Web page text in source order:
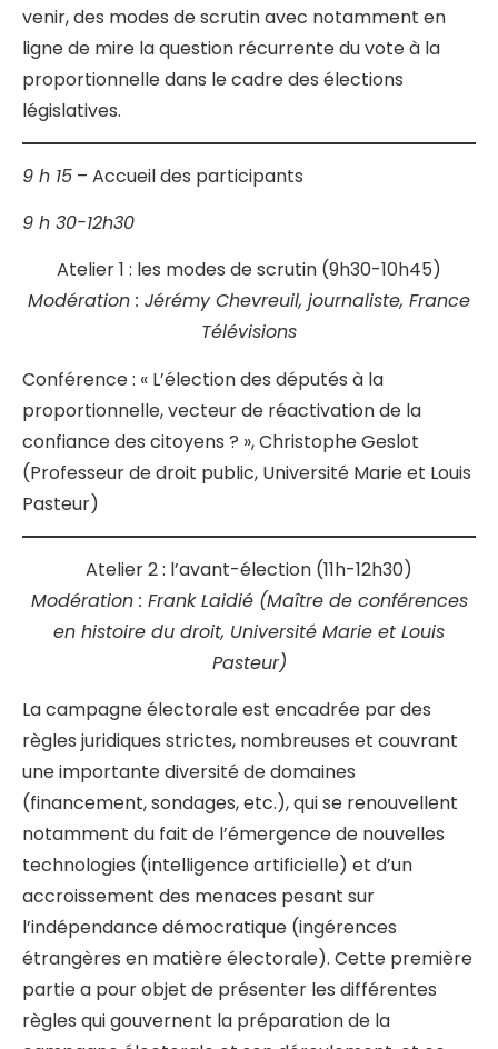
venir, des modes de scrutin avec notamment en
ligne de mire la question récurrente du vote à la
proportionnelle dans le cadre des élections
législatives.
9 h 15 – Accueil des participants
9 h 30-12h30
Atelier 1 : les modes de scrutin (9h30-10h45)
Modération : Jérémy Chevreuil, journaliste, France
Télévisions
Conférence : « L’élection des députés à la
proportionnelle, vecteur de réactivation de la
confiance des citoyens ? », Christophe Geslot
(Professeur de droit public, Université Marie et Louis
Pasteur)
Atelier 2 : l’avant-élection (11h-12h30)
Modération : Frank Laidié (Maître de conférences
en histoire du droit, Université Marie et Louis
Pasteur)
La campagne électorale est encadrée par des
règles juridiques strictes, nombreuses et couvrant
une importante diversité de domaines
(financement, sondages, etc.), qui se renouvellent
notamment du fait de l’émergence de nouvelles
technologies (intelligence artificielle) et d’un
accroissement des menaces pesant sur
l’indépendance démocratique (ingérences
étrangères en matière électorale). Cette première
partie a pour objet de présenter les différentes
règles qui gouvernent la préparation de la